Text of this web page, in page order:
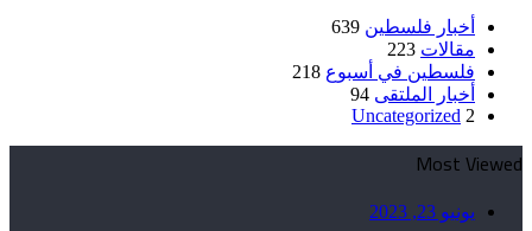
أخبار فلسطين 639
مقالات 223
فلسطين في أسبوع 218
أخبار الملتقى 94
Uncategorized 2
Most Viewed
يونيو 23, 2023